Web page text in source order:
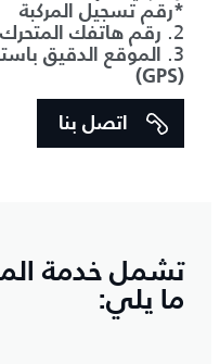
*رقم تسجيل المركبة
2. رقم هاتفك المتحرك
3.
الموقع الدقيق
(GPS)
اتصل بنا
تشمل خدمة
ما يلي: